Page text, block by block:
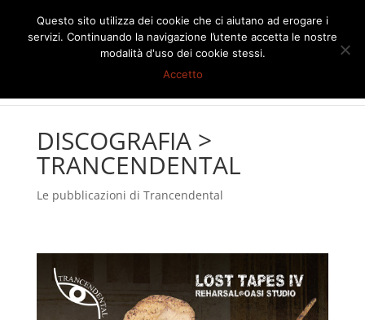
DISCOGRAFIA>
TRANCENDENTAL
Le pubblicazioni di Trancendental
Questo sito utilizza dei cookie che ci aiutano ad erogare i
servizi. Continuando la navigazione l’utente accetta le nostre
modalità d'uso dei cookie stessi.
Accetto